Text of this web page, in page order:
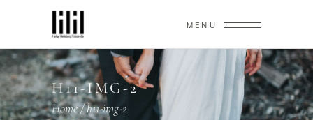
MENU
H11-IMG-2
Home/h11-img-2